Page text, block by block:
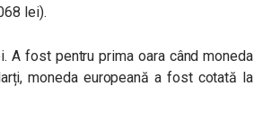
lei).
A fost pentru prima oara când moneda
moneda europeană a fost cotată la